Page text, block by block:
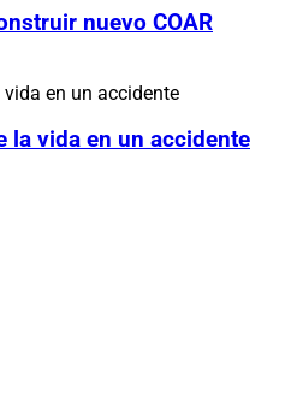
nuevo COAR
la vida en un accidente